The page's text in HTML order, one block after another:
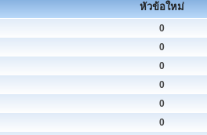
หัวข้อใหม่
0
0
0
0
0
0